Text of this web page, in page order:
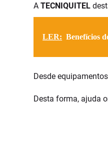
ATECNIQUITEL
LER: Benefícios
Desde
Desta forma, ajuda